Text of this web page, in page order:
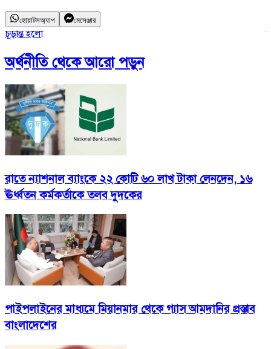
হোয়াটসঅ্যাপ মেসেঞ্জার
চূড়ান্ত হলো
অর্থনীতিথেকে আরো পড়ুন
রাতে ন্যাশনাল ব্যাংকে ২২ কোটি ৬০ লাখ টাকা লেনদেন, ১৬
ঊর্ধ্বতন কর্মকর্তাকে তলব দুদকের
পাইপলাইনের মাধ্যমে মিয়ানমার থেকে গ্যাস আমদানির প্রস্তাব
বাংলাদেশের